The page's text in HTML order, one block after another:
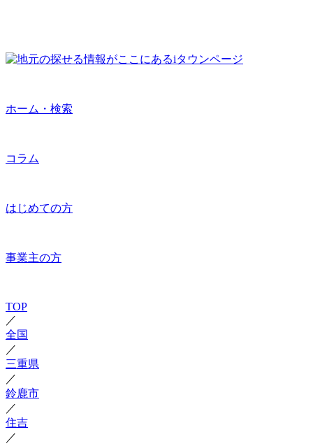
ホーム・検索
コラム
はじめての方
事業主の方
TOP
／
全国
／
三重県
／
鈴鹿市
／
住吉
／